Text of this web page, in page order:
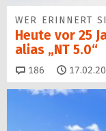
WER ERINNERT
Heute vor 25
alias „NT 5.0“
186 Kommentare